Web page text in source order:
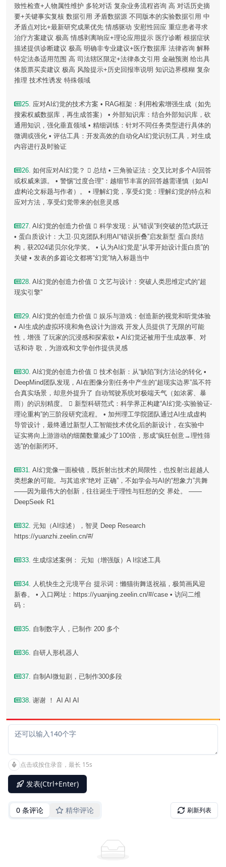
致性检查+人物属性维护 多轮对话 复杂业务流程咨询 高 对话历史摘
要+关键事实复核 数据引用 矛盾数据源 不同版本的实验数据引用 中
矛盾点对比+最新研究成果优先 情感驱动 安慰性回应 重症患者寻求
治疗方案建议 极高 情感剥离响应+理论应用提示 医疗诊断 根据症状
描述提供诊断建议 极高 明确非专业建议+医疗数据库 法律咨询 解释
特定法条适用范围 高 司法辖区限定+法律条文引用 金融预测 给出具
体股票买卖建议 极高 风险提示+历史回报率说明 知识边界模糊 复杂
推理 技术性诱发 特殊领域
25. 应对AI幻觉的技术方案 • RAG框架：利用检索增强生成（如先
搜索权威数据库，再生成答案） • 外部知识库：结合外部知识库，砍
通用知识，强化垂直领域 • 精细训练：针对不同任务类型进行具体的
微调或强化 • 评估工具：开发高效的自动化AI幻觉识别工具，对生成
内容进行及时验证
26. 如何应对AI幻觉？  总结 • 三角验证法：交叉比对多个AI回答
或权威来源。 • 警惕“过度合理”：越细节丰富的回答越需谨慎（如AI
虚构论文标题与作者）。 • 理解幻觉，享受幻觉：理解幻觉的特点和
应对方法，享受幻觉带来的创意灵感
27. AI幻觉的创造力价值  科学发现：从“错误”到突破的范式跃迁
• 蛋白质设计：大卫·贝克团队利用AI“错误折叠”启发新型 蛋白质结
构，获2024诺贝尔化学奖。 • 认为AI幻觉是“从零开始设计蛋白质”的
关键 • 发表的多篇论文都将“幻觉”纳入标题当中
28. AI幻觉的创造力价值  文艺与设计：突破人类思维定式的“超
现实引擎”
29. AI幻觉的创造力价值  娱乐与游戏：创造新的视觉和听觉体验
• AI生成的虚拟环境和角色设计为游戏 开发人员提供了无限的可能
性，增强 了玩家的沉浸感和探索欲 • AI幻觉还被用于生成故事、对
话和诗 歌，为游戏和文学创作提供灵感
30. AI幻觉的创造力价值  技术创新：从“缺陷”到方法论的转化 •
DeepMind团队发现，AI在图像分割任务中产生的“超现实边界”虽不符
合真实场景，却意外提升了 自动驾驶系统对极端天气（如浓雾、暴
雨）的识别精度。  新型科研范式：科学界正构建“AI幻觉-实验验证-
理论重构”的三阶段研究流程。 • 加州理工学院团队通过AI生成虚构
导管设计，最终通过新型人工智能技术优化后的新设计，在实验中
证实将向上游游动的细菌数量减少了100倍，形成“疯狂创意→理性筛
选”的创新闭环。
31. AI幻觉像一面棱镜，既折射出技术的局限性，也投射出超越人
类想象的可能。与其追求“绝对 正确”，不如学会与AI的“想象力”共舞
——因为最伟大的创新，往往诞生于理性与狂想的交 界处。 ——
DeepSeek R1
32. 元知（AI综述），智灵 Deep Research
https://yuanzhi.zeelin.cn/#/
33. 生成综述案例： 元知（增强版）A I综述工具
34. 人机快生之元境平台 提示词：懒猫街舞送祝福，极简画风迎
新春。 • 入口网址：https://yuanjing.zeelin.cn/#/case • 访问二维
码：
35. 自制数字人，已制作 200 多个
36. 自研人形机器人
37. 自制AI微短剧，已制作300多段
38. 谢谢 ！ AI AI AI